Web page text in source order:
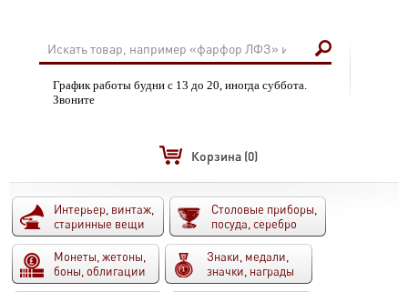
График работы будни с 13 до 20, иногда суббота.
Звоните
Корзина (0)
Интерьер, винтаж,
старинные вещи
Столовые приборы,
посуда, серебро
Монеты, жетоны,
боны, облигации
Знаки, медали,
значки, награды